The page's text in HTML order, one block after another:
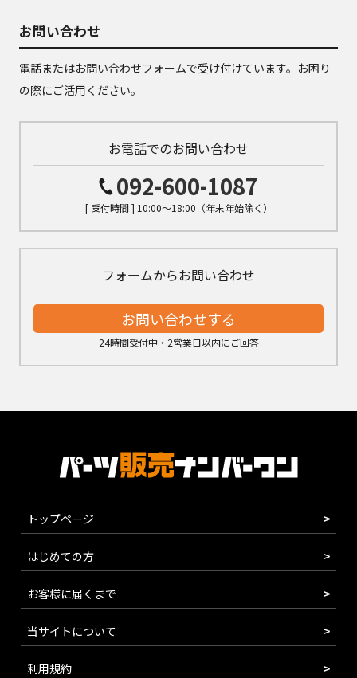
お問い合わせ
電話またはお問い合わせフォームで受け付けています。お困り
の際にご活用ください。
お電話でのお問い合わせ
092-600-1087
[ 受付時間 ] 10:00～18:00（年末年始除く）
フォームからお問い合わせ
お問い合わせする
24時間受付中・2営業日以内にご回答
トップページ
はじめての方
お客様に届くまで
当サイトについて
利用規約